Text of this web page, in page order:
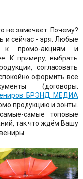
не замечает. Почему?
и сейчас - зря. Любые
к промо-акциям и
К примеру, выбрать
согласовать
оформить все
(договоры,
БРЭНД МЕДИА
продукцию и зонты.
самые топовые
так что ждём Вашу